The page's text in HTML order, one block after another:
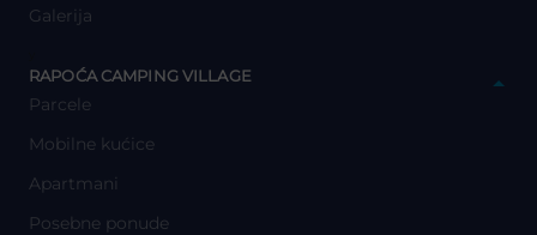
Galerija
RAPOĆA CAMPING VILLAGE
Parcele
Mobilne kućice
Apartmani
Posebne ponude